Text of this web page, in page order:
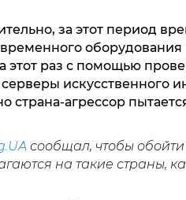
за этот период
этот раз с помощью
искусственного
страна-агрессор
сообщал, чтобы
на такие страны,